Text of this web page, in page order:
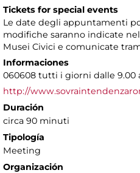
Tickets for special events
Le date degli appuntamenti
modifiche saranno indicate
Musei Civici e comunicate
Informaciones
060608 tutti i giorni dalle 9.00
http://
Duración
circa 90 minuti
Tipología
Meeting
Organización